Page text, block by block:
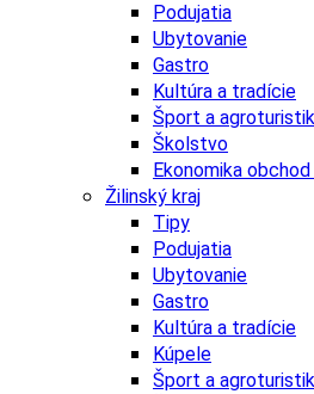
Podujatia
Ubytovanie
Gastro
Kultúra a tradície
Šport a
Školstvo
Ekonomika
Žilinský kraj
Tipy
Podujatia
Ubytovanie
Gastro
Kultúra a tradície
Kúpele
Šport a